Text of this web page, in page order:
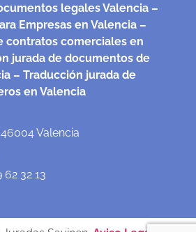
legales Valencia –
Empresas en Valencia –
contratos comerciales en
jurada de documentos de
– Traducción jurada de
en Valencia
Valencia
32 13